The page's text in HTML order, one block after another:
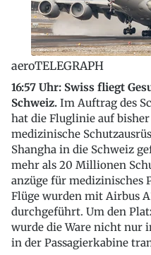
aeroTELEGRAPH
16:57 Uhr: Swiss fliegt
Schweiz. Im Auftrag des
hat die Fluglinie auf
medizinische
Shangha in die Schweiz
mehr als 20 Millionen
anzüge für medizinisches
Flüge wurden mit Airbus
durchgeführt. Um den
wurde die Ware nicht nur
in der Passagierkabine